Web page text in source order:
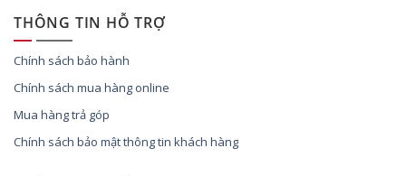
THÔNG TIN HỖ TRỢ
Chính sách bảo hành
Chính sách mua hàng online
Mua hàng trả góp
Chính sách bảo mật thông tin khách hàng